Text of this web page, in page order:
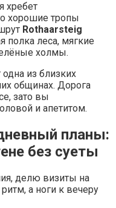
хребет
хорошие тропы
Rothaarsteig
полка леса, мягкие
холмы.
из близких
общинах. Дорога
зато вы
и апетитом.
планы:
без суеты
делю визиты на
а ноги к вечеру